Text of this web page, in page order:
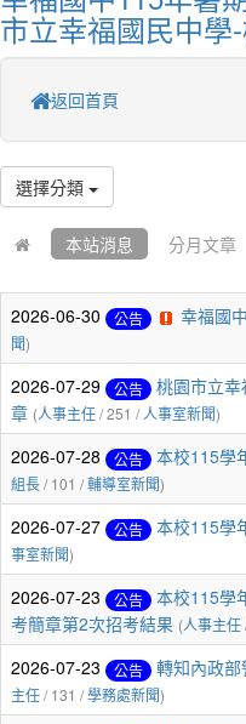
市立幸福國民中學
返回首頁
選擇分類
本站消息 分月文章
2026-06-30 公告 幸福國
聞)
2026-07-29 公告
桃園市立
章 (人事主任/ 251 /人事室新聞)
2026-07-28 公告 本校115學
組長/ 101 /輔導室新聞)
2026-07-27 公告 本校115學
事室新聞)
2026-07-23 公告
本校115學
考簡章第2次招考結果 (人事主任
2026-07-23 公告 轉知內政
主任/ 131 /學務處新聞)